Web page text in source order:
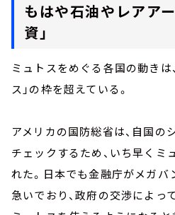
もはや石油やレアア
資」
ミュトスをめぐる各国の動きは
ス」の枠を超えている。
アメリカの国防総省は、自国の
チェックするため、いち早くミ
れた。日本でも金融庁がメガ
急いでおり、政府の交渉によっ